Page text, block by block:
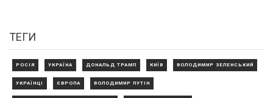
ТЕГИ
РОСІЯ УКРАЇНА ДОНАЛЬД ТРАМП КИЇВ ВОЛОДИМИР ЗЕЛЕНСЬКИЙ
УКРАЇНЦІ ЄВРОПА ВОЛОДИМИР ПУТІН